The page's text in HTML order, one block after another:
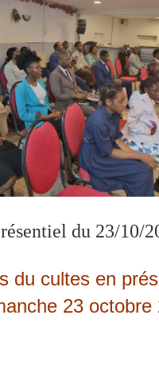
du 23/10/
du cultes en
23 octobre